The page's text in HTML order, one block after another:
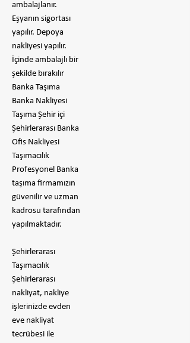
ambalajlanır.
Eşyanın sigortası
yapılır. Depoya
nakliyesi yapılır.
İçinde ambalajlı bir
şekilde bırakılır
​Banka Taşıma
Banka Nakliyesi
Taşıma Şehir içi
Şehirlerarası Banka
Ofis Nakliyesi
Taşımacılık
Profesyonel Banka
taşıma firmamızın
güvenilir ve uzman
kadrosu tarafından
yapılmaktadır.
Şehirlerarası
Taşımacılık
Şehirlerarası
nakliyat, nakliye
işlerinizde evden
eve nakliyat
tecrübesi ile